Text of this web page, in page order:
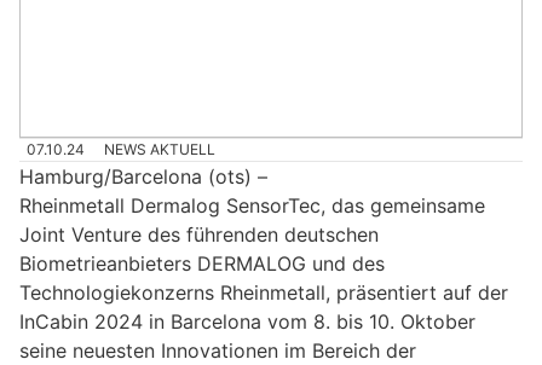
07.10.24 NEWS AKTUELL
Hamburg/Barcelona (ots) –
Rheinmetall Dermalog SensorTec, das gemeinsame
Joint Venture des führenden deutschen
Biometrieanbieters DERMALOG und des
Technologiekonzerns Rheinmetall, präsentiert auf der
InCabin 2024 in Barcelona vom 8. bis 10. Oktober
seine neuesten Innovationen im Bereich der